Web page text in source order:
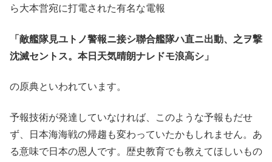
ら大本営宛に打電された有名な電報
「敵艦隊見ユトノ警報ニ接シ聯合艦隊ハ直ニ出動、之ヲ撃
沈滅セントス。本日天気晴朗ナレドモ浪高シ」
の原典といわれています。
予報技術が発達していなければ、このような予報もだせ
ず、日本海海戦の帰趨も変わっていたかもしれません。あ
る意味で日本の恩人です。歴史教育でも教えてほしいもの